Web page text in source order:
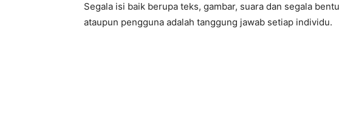
Segala isi baik berupa teks, gambar, suara dan segala
ataupun pengguna adalah tanggung jawab setiap individu.